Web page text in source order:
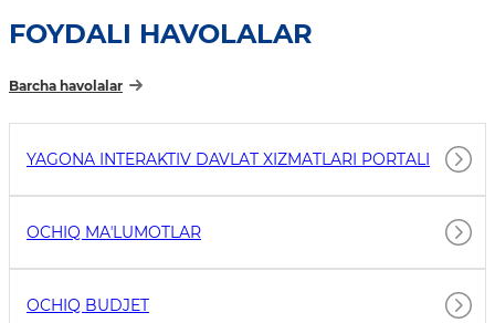
FOYDALI HAVOLALAR
Barcha havolalar
YAGONA INTERAKTIV DAVLAT XIZMATLARI PORTALI
OCHIQ MAʼLUMOTLAR
OCHIQ BUDJET